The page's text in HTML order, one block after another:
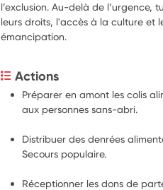
l’exclusion. Au-delà de l’urgence,
leurs droits, l'accès à la culture et
émancipation.
Actions
Préparer en amont les colis
aux personnes sans-abri.
Distribuer des denrées
Secours populaire.
Réceptionner les dons de